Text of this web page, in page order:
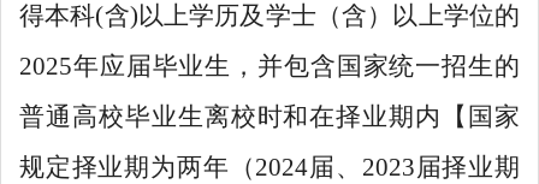
得本科(含)以上学历及学士（含）以上学位的
2025年应届毕业生，并包含国家统一招生的
普通高校毕业生离校时和在择业期内【国家
规定择业期为两年（2024届、2023届择业期